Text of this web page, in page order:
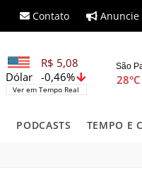
Contato Anuncie
R$ 5,08
-0,46%
Dólar
Ver em Tempo Real
28°C
PODCASTS TEMPO E